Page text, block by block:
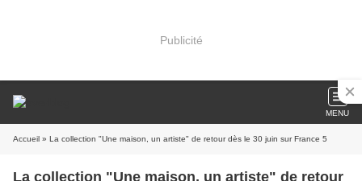
Publicité
MENU
Accueil » La collection "Une maison, un artiste" de retour dès le 30 juin sur France 5
La collection "Une maison, un artiste" de retour